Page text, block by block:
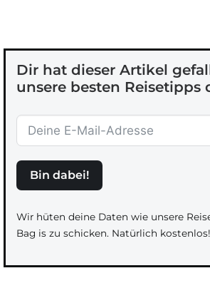
Dir hat dieser Artikel
unsere besten
Bin dabei!
Wir hüten deine Daten wie unsere
Bag is zu schicken. Natürlich